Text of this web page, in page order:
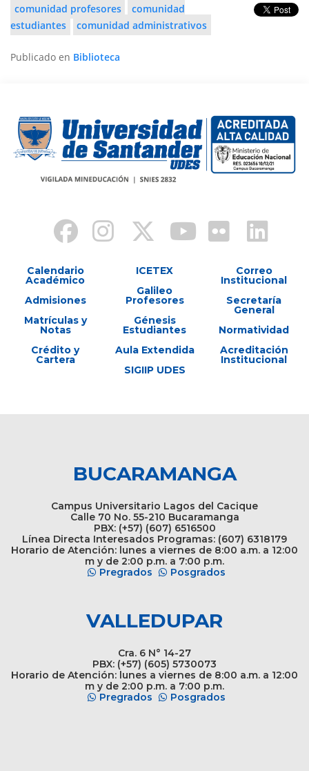
comunidad profesores
comunidad
estudiantes
comunidad administrativos
Publicado en Biblioteca
Calendario
Académico
Admisiones
Matrículas y
Notas
Crédito y
Cartera
ICETEX
Galileo
Profesores
Génesis
Estudiantes
Aula Extendida
SIGIIP UDES
Correo
Institucional
Secretaría
General
Normatividad
Acreditación
Institucional
BUCARAMANGA
Campus Universitario Lagos del Cacique
Calle 70 No. 55-210 Bucaramanga
PBX: (+57) (607) 6516500
Línea Directa Interesados Programas: (607) 6318179
Horario de Atención: lunes a viernes de 8:00 a.m. a 12:00
m y de 2:00 p.m. a 7:00 p.m.
Pregrados
Posgrados
VALLEDUPAR
Cra. 6 N° 14-27
PBX: (+57) (605) 5730073
Horario de Atención: lunes a viernes de 8:00 a.m. a 12:00
m y de 2:00 p.m. a 7:00 p.m.
Pregrados
Posgrados